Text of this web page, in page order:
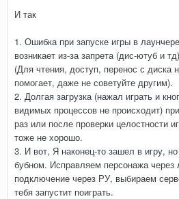
И так
1. Ошибка при запуске игры в
возникает из-за запрета (дис-ютуб и
(Для чтения, доступ, перенос с диска
помогает, даже не советуйте другим).
2. Долгая загрузка (нажал играть и
видимых процессов не происходит)
раз или после проверки целостности
тоже не хорошо.
3. И вот, Я наконец-то зашел в игру,
бубном. Исправляем персонажа через
подключение через РУ, выбираем
тебя запустит поиграть.